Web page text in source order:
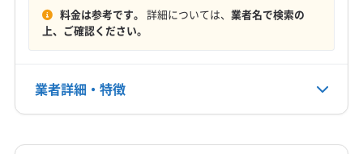
(兵庫県) 佐用郡佐用町
(兵庫県) 赤穂郡上郡町
(兵庫県) 赤穂市
(兵庫県) 相生市
(岡山県) 英田郡西粟倉村
(岡山県) 笠岡市
(岡山県) 久米郡久米南町
10:00〜19:00
料金は参考です。 詳細については、 業者名で検索の
上、ご確認ください。
業者詳細・特徴